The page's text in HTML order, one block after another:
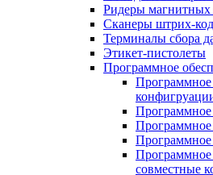
Ридеры магнитных
Сканеры штрих-
Терминалы сбора
Этикет-пистолеты
Программное
Программное
Программное
Программное
совместные